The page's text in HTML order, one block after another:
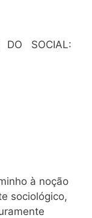
DO SOCIAL:
à noção
sociológico,